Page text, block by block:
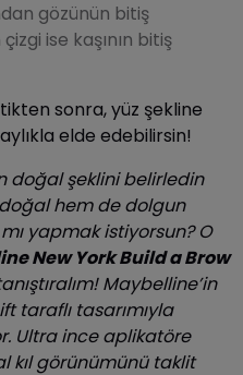
gözünün bitiş
ise kaşının bitiş
sonra, yüz şekline
elde edebilirsin!
doğal şeklini belirledin
hem de dolgun
yapmak istiyorsun? O
New York Build a Brow
Maybelline’in
taraflı tasarımıyla
Ultra ince aplikatöre
kıl görünümünü taklit